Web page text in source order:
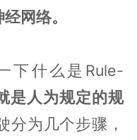
网络。
下什么是Rule-
是人为规定的规
分为几个步骤，